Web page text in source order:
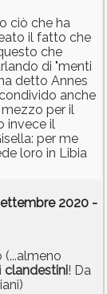
ciò che ha
il fatto che
che
di "menti
detto Annes
anche
per il
invece il
per me
loro in Libia
2020 -
clandestini! Da